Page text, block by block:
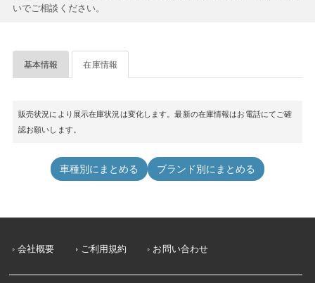
いでご相談ください。
基本情報 在庫情報
販売状況により展示在庫状況は変化します。最新の在庫情報はお電話にてご確
認お願いします。
車種別にまとめる ブランド別にまとめる
会社概要 ご利用規約 お問い合わせ